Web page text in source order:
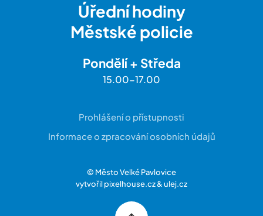
Úřední hodiny
Městské policie
Pondělí + Středa
15.00-17.00
Prohlášení o přístupnosti
Informace o zpracování osobních údajů
© Město Velké Pavlovice
vytvořilpixelhouse.cz&ulej.cz